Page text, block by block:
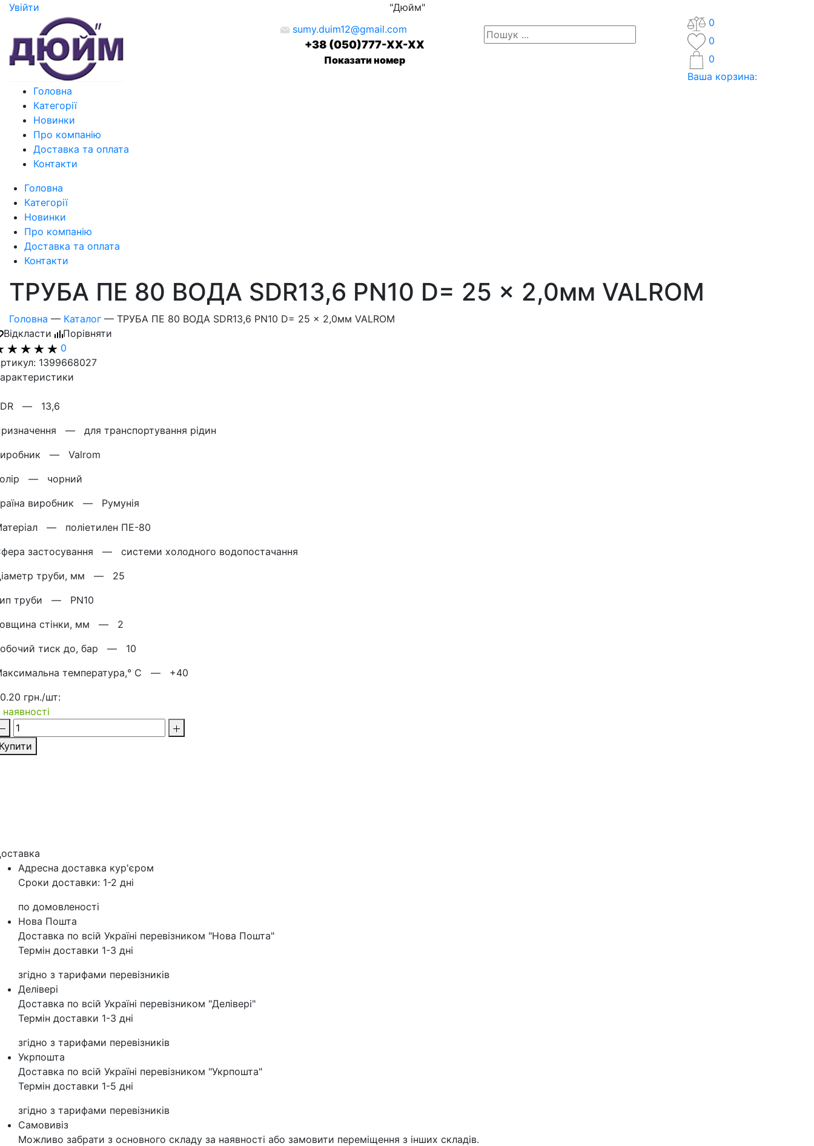
Увiйти
"Дюйм"
sumy.duim12@gmail.com
+38 (050)777-XX-XX
Показати номер
0
0
0
Ваша корзина:
Головна
Категорії
Новинки
Про компанію
Доставка та оплата
Контакти
Головна
Категорії
Новинки
Про компанію
Доставка та оплата
Контакти
ТРУБА ПЕ 80 ВОДА SDR13,6 PN10 D= 25 x 2,0мм VALROM
Головна — Каталог — ТРУБА ПЕ 80 ВОДА SDR13,6 PN10 D= 25 x 2,0мм VALROM
Відкласти
Порівняти
0
1399668027
— 13,6
— для транспортування рідин
— Valrom
— чорний
виробник — Румунія
— поліетилен ПЕ-80
застосування — системи холодного водопостачання
труби, мм — 25
труби — PN10
стінки, мм — 2
тиск до, бар — 10
температура,° C — +40
грн./шт:
Адресна доставка кур'‎єром
Сроки доставки: 1-2 дні
по домовленості
Нова Пошта
Доставка по всій Україні перевізником "Нова Пошта"
Термін доставки 1-3 дні
згідно з тарифами перевізників
Делівері
Доставка по всій Україні перевізником "Делівері"
Термін доставки 1-3 дні
згідно з тарифами перевізників
Укрпошта
Доставка по всій Україні перевізником "Укрпошта"
Термін доставки 1-5 дні
згідно з тарифами перевізників
Самовивіз
Можливо забрати з основного складу за наявності або замовити переміщення з інших складів.